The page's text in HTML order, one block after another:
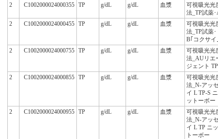
2
C1002000024000355 TP g/dL g/dL 血漿
可視吸光光
法_TP試薬
2
C1002000024000455 TP g/dL g/dL 血漿
可視吸光光
法_TP試薬･
B｢コクサイ
2
C1002000024000755 TP g/dL g/dL 血漿
可視吸光光
法_AUリエ
ジェント TP
2
C1002000024000855 TP g/dL g/dL 血漿
可視吸光光
法_N-アッ
イ L TP-S ニ
ットーボー
2
C1002000024000955 TP g/dL g/dL 血漿
可視吸光光
法_N-アッ
イ L TP ニッ
トーボー